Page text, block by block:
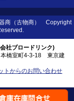
商（古物商） Copyright
社ブロードリンク)
橋室町4-3-18 東京建
トからのお問い合わせ